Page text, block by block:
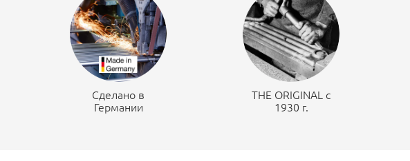
Сделано в
Германии
THE ORIGINAL c
1930 г.